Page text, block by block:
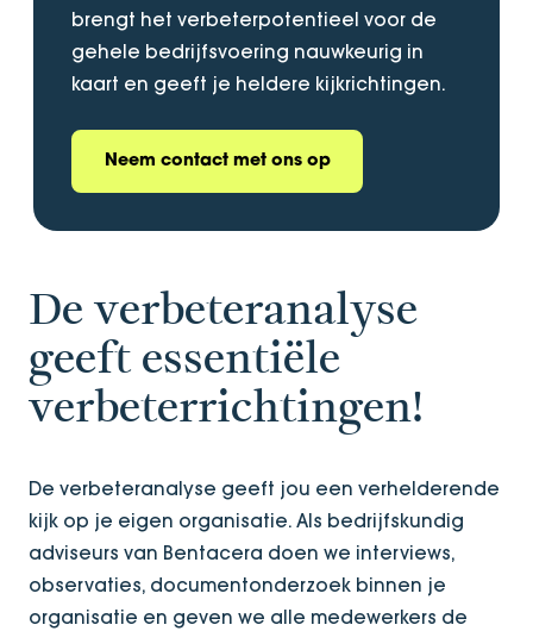
brengt het verbeterpotentieel voor de
gehele bedrijfsvoering nauwkeurig in
kaart en geeft je heldere kijkrichtingen.
Neem contact met ons op
De verbeteranalyse
geeft essentiële
verbeterrichtingen!
De verbeteranalyse geeft jou een verhelderende
kijk op je eigen organisatie. Als bedrijfskundig
adviseurs van Bentacera doen we interviews,
observaties, documentonderzoek binnen je
organisatie en geven we alle medewerkers de